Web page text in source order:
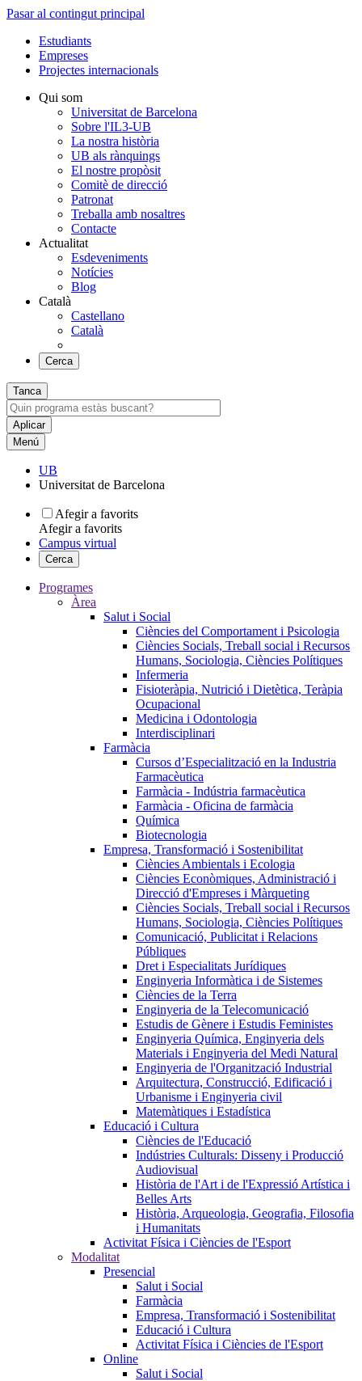
Pasar al contingut principal
Estudiants
Empreses
Projectes internacionals
Qui som
Universitat de Barcelona
Sobre l'IL3-UB
La nostra història
UB als rànquings
El nostre propòsit
Comitè de direcció
Patronat
Treballa amb nosaltres
Contacte
Actualitat
Esdeveniments
Notícies
Blog
Català
Castellano
Català
Cerca
Tanca
Menú
UB
Universitat de Barcelona
Afegir a favorits
Afegir a favorits
Campus virtual
Cerca
Programes
Àrea
Salut i Social
Ciències del Comportament i Psicologia
Ciències Socials, Treball social i Recursos
Humans, Sociologia, Ciències Polítiques
Infermeria
Fisioteràpia, Nutrició i Dietètica, Teràpia
Ocupacional
Medicina i Odontologia
Interdisciplinari
Farmàcia
Cursos d’Especialització en la Industria
Farmacèutica
Farmàcia - Indústria farmacèutica
Farmàcia - Oficina de farmàcia
Química
Biotecnologia
Empresa, Transformació i Sostenibilitat
Ciències Ambientals i Ecologia
Ciències Econòmiques, Administració i
Direcció d'Empreses i Màrqueting
Ciències Socials, Treball social i Recursos
Humans, Sociologia, Ciències Polítiques
Comunicació, Publicitat i Relacions
Públiques
Dret i Especialitats Jurídiques
Enginyeria Informàtica i de Sistemes
Ciències de la Terra
Enginyeria de la Telecomunicació
Estudis de Gènere i Estudis Feministes
Enginyeria Química, Enginyeria dels
Materials i Enginyeria del Medi Natural
Enginyeria de l'Organització Industrial
Arquitectura, Construcció, Edificació i
Urbanisme i Enginyeria civil
Matemàtiques i Estadística
Educació i Cultura
Ciències de l'Educació
Indústries Culturals: Disseny i Producció
Audiovisual
Història de l'Art i de l'Expressió Artística i
Belles Arts
Història, Arqueologia, Geografia, Filosofia
i Humanitats
Activitat Física i Ciències de l'Esport
Modalitat
Presencial
Salut i Social
Farmàcia
Empresa, Transformació i Sostenibilitat
Educació i Cultura
Activitat Física i Ciències de l'Esport
Online
Salut i Social